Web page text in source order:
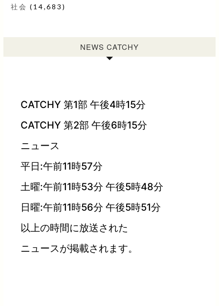
社会 (14,683)
NEWS CATCHY
CATCHY 第1部 午後4時15分
CATCHY 第2部 午後6時15分
ニュース
平日:午前11時57分
土曜:午前11時53分 午後5時48分
日曜:午前11時56分 午後5時51分
以上の時間に放送された
ニュースが掲載されます。